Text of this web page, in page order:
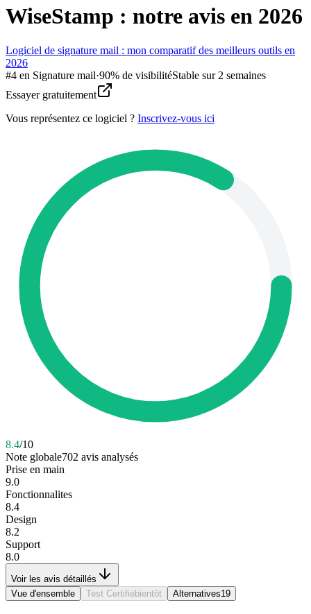
WiseStamp : notre avis en 2026
Logiciel de signature mail : mon comparatif des meilleurs outils en
2026
#4 en Signature mail·90% de visibilitéStable sur 2 semaines
Essayer gratuitement
Vous représentez ce logiciel ? Inscrivez-vous ici
8.4/10
Note globale702 avis analysés
Prise en main
9.0
Fonctionnalites
8.4
Design
8.2
Support
8.0
Voir les avis détaillés
Vue d'ensemble
Test Certifiébientôt Alternatives19